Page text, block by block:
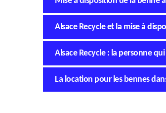
Alsace Recycle et la mise à
Alsace Recycle : la personne
La location pour les bennes